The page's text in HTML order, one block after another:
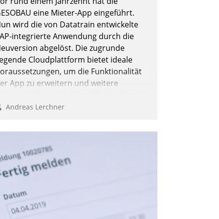
Andreas Lerchner
eine Mieter-App eingeführt.
wird die von Datatrain entwickelte
integrierte Anwendung durch die
abgelöst. Die zugrunde
Cloudplattform bietet ideale
um die Funktionalität
App zu erweitern und weitere
SAP zu integrieren.
Andreas Lerchner